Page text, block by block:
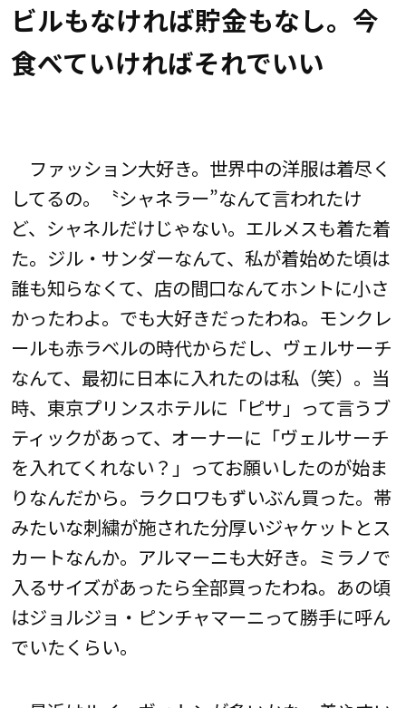
ビルもなければ貯金もなし。今
食べていければそれでいい
ファッション大好き。世界中の洋服は着尽く
してるの。〝シャネラー”なんて言われたけ
ど、シャネルだけじゃない。エルメスも着た着
た。ジル・サンダーなんて、私が着始めた頃は
誰も知らなくて、店の間口なんてホントに小さ
かったわよ。でも大好きだったわね。モンクレ
ールも赤ラベルの時代からだし、ヴェルサーチ
なんて、最初に日本に入れたのは私（笑）。当
時、東京プリンスホテルに「ピサ」って言うブ
ティックがあって、オーナーに「ヴェルサーチ
を入れてくれない？」ってお願いしたのが始ま
りなんだから。ラクロワもずいぶん買った。帯
みたいな刺繍が施された分厚いジャケットとス
カートなんか。アルマーニも大好き。ミラノで
入るサイズがあったら全部買ったわね。あの頃
はジョルジョ・ピンチャマーニって勝手に呼ん
でいたくらい。